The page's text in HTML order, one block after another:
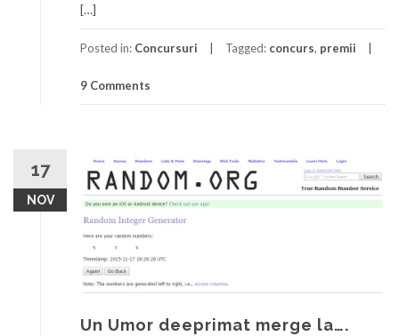
[…]
Posted in: Concursuri Tagged: concurs, premii
9 Comments
17
NOV
Un Umor deeprimat merge la….